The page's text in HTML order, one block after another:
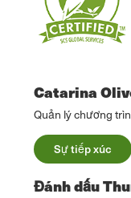
Catarina
Quản lý chương
Sự tiếp xúc
Đánh dấu